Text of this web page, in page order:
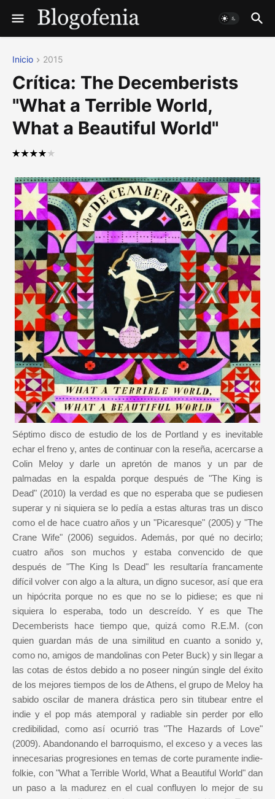
Inicio 2015
Crítica: The Decemberists
"What a Terrible World,
What a Beautiful World"
Séptimo disco de estudio de los de Portland y es inevitable
echar el freno y, antes de continuar con la reseña, acercarse a
Colin Meloy y darle un apretón de manos y un par de
palmadas en la espalda porque después de "The King is
Dead" (2010) la verdad es que no esperaba que se pudiesen
superar y ni siquiera se lo pedía a estas alturas tras un disco
como el de hace cuatro años y un "Picaresque" (2005) y "The
Crane Wife" (2006) seguidos. Además, por qué no decirlo;
cuatro años son muchos y estaba convencido de que
después de "The King Is Dead" les resultaría francamente
difícil volver con algo a la altura, un digno sucesor, así que era
un hipócrita porque no es que no se lo pidiese; es que ni
siquiera lo esperaba, todo un descreído. Y es que The
Decemberists hace tiempo que, quizá como R.E.M. (con
quien guardan más de una similitud en cuanto a sonido y,
como no, amigos de mandolinas con Peter Buck) y sin llegar a
las cotas de éstos debido a no poseer ningún single del éxito
de los mejores tiempos de los de Athens, el grupo de Meloy ha
sabido oscilar de manera drástica pero sin titubear entre el
indie y el pop más atemporal y radiable sin perder por ello
credibilidad, como así ocurrió tras "The Hazards of Love"
(2009). Abandonando el barroquismo, el exceso y a veces las
innecesarias progresiones en temas de corte puramente indie-
folkie, con "What a Terrible World, What a Beautiful World" dan
un paso a la madurez en el cual confluyen lo mejor de su